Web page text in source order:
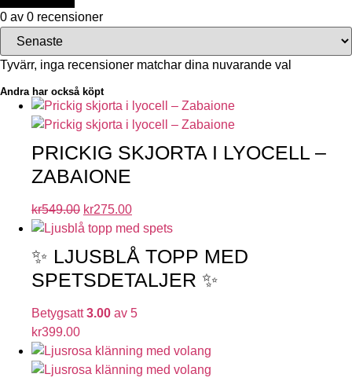
0 av 0 recensioner
Tyvärr, inga recensioner matchar dina nuvarande val
Andra har också köpt
PRICKIG SKJORTA I LYOCELL –
ZABAIONE
kr549.00 kr275.00
✨ LJUSBLÅ TOPP MED
SPETSDETALJER ✨
Betygsatt3.00 av 5
kr399.00